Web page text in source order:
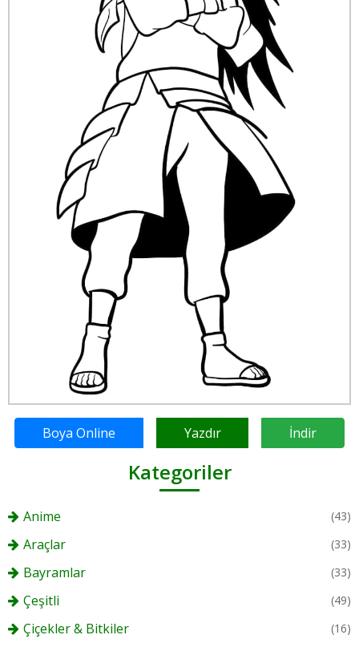
Boya Online Yazdır İndir
Kategoriler
Anime (43)
Araçlar (33)
Bayramlar (33)
Çeşitli (49)
Çiçekler & Bitkiler (16)